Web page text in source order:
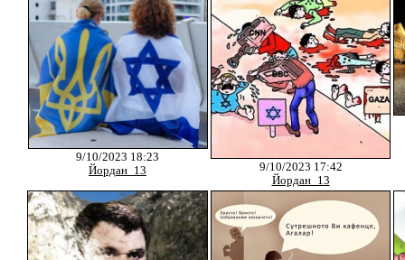
9/10/2023 18:23
Йордан_13
9/10/2023 17:42
Йордан_13